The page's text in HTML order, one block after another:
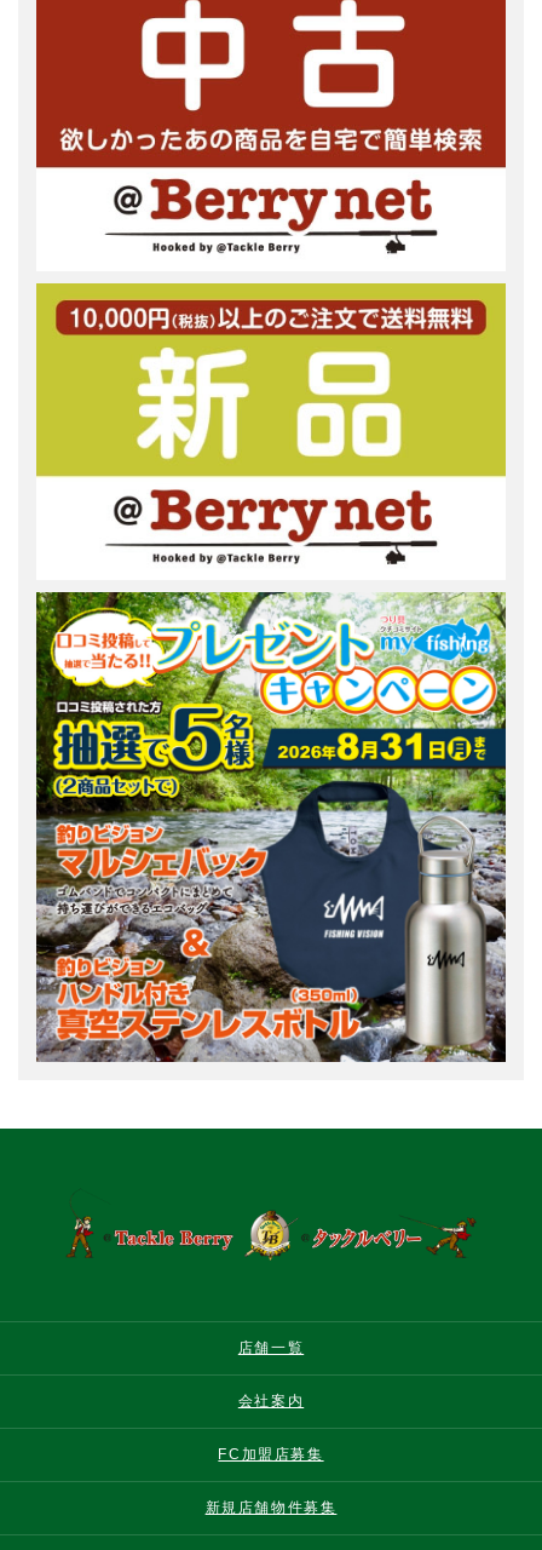
店舗一覧
会社案内
FC加盟店募集
新規店舗物件募集